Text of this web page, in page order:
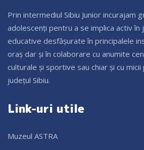
Prin intermediul Sibiu Junior incurajam
adolescenți pentru a se implica activ în
educative desfășurate în principalele
oraș dar și în colaborare cu anumite
culturale și sportive sau chiar și cu
județul Sibiu.
Link-uri utile
Muzeul ASTRA